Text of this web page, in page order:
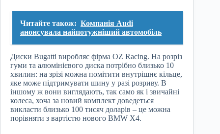
Читайте також: Компанія Audi
анонсувала найпотужніший автомобіль
Диски Bugatti виробляє фірма OZ Racing. На розріз
гуми та алюмінієвого диска потрібно близько 10
хвилин: на зрізі можна помітити внутрішнє кільце,
яке може підтримувати шину у разі розриву. В
іншому ж вони виглядають, так само як і звичайні
колеса, хоча за новий комплект доведеться
викласти близько 100 тисяч доларів – це можна
порівняти з вартістю нового BMW X4.